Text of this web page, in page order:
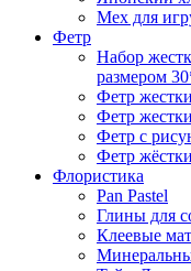
Мех для
Фетр
Набор
размером
Фетр
Фетр
Фетр с
Фетр
Флористика
Pan Pastel
Глины для
Клеевые